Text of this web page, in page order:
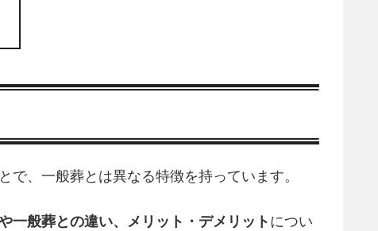
、一般葬とは異なる特徴を持っています。
一般葬との違い、メリット・デメリット につい